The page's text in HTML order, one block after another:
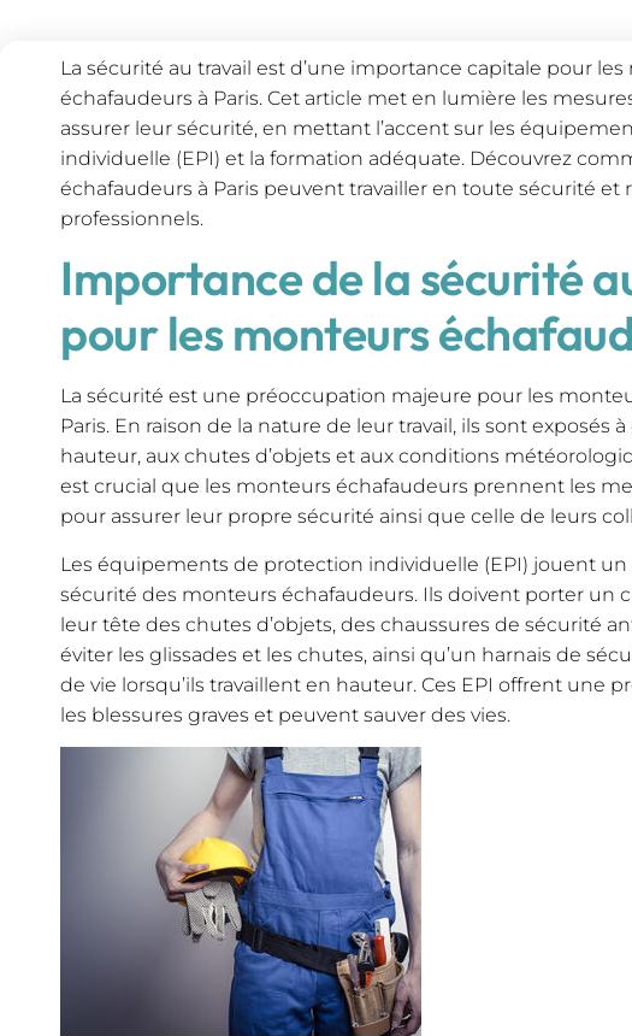
La sécurité au travail est d’une importance capitale pour
échafaudeurs à Paris. Cet article met en lumière les
assurer leur sécurité, en mettant l’accent sur les
individuelle (EPI) et la formation adéquate. Découvrez
échafaudeurs à Paris peuvent travailler en toute sécurité et
professionnels.
Importance de la sécurité
pour les monteurs
La sécurité est une préoccupation majeure pour les
Paris. En raison de la nature de leur travail, ils sont exposés
hauteur, aux chutes d’objets et aux conditions
est crucial que les monteurs échafaudeurs prennent les
pour assurer leur propre sécurité ainsi que celle de leurs
Les équipements de protection individuelle (EPI) jouent un
sécurité des monteurs échafaudeurs. Ils doivent porter un
leur tête des chutes d’objets, des chaussures de sécurité
éviter les glissades et les chutes, ainsi qu’un harnais de
de vie lorsqu’ils travaillent en hauteur. Ces EPI offrent une
les blessures graves et peuvent sauver des vies.